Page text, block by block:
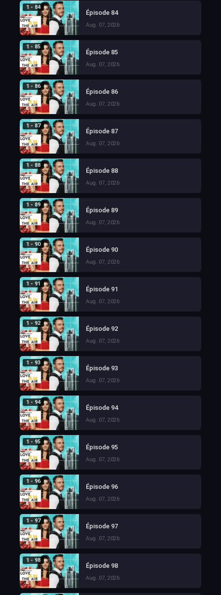
1 - 84
Épisode 84
Aug. 07, 2026
1 - 85
Épisode 85
Aug. 07, 2026
1 - 86
Épisode 86
Aug. 07, 2026
1 - 87
Épisode 87
Aug. 07, 2026
1 - 88
Épisode 88
Aug. 07, 2026
1 - 89
Épisode 89
Aug. 07, 2026
1 - 90
Épisode 90
Aug. 07, 2026
1 - 91
Épisode 91
Aug. 07, 2026
1 - 92
Épisode 92
Aug. 07, 2026
1 - 93
Épisode 93
Aug. 07, 2026
1 - 94
Épisode 94
Aug. 07, 2026
1 - 95
Épisode 95
Aug. 07, 2026
1 - 96
Épisode 96
Aug. 07, 2026
1 - 97
Épisode 97
Aug. 07, 2026
1 - 98
Épisode 98
Aug. 07, 2026